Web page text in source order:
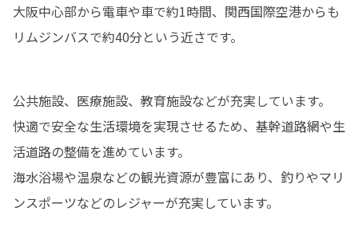
大阪中心部から電車や車で約1時間、関西国際空港からも
リムジンバスで約40分という近さです。
公共施設、医療施設、教育施設などが充実しています。
快適で安全な生活環境を実現させるため、基幹道路網や生
活道路の整備を進めています。
海水浴場や温泉などの観光資源が豊富にあり、釣りやマリ
ンスポーツなどのレジャーが充実しています。